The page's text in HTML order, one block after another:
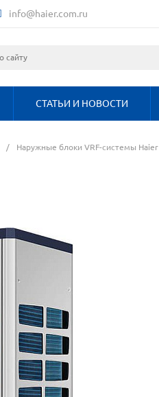
info@haier.com.ru
СТАТЬИ И НОВОСТИ
/ Наружные блоки VRF-системы Haier